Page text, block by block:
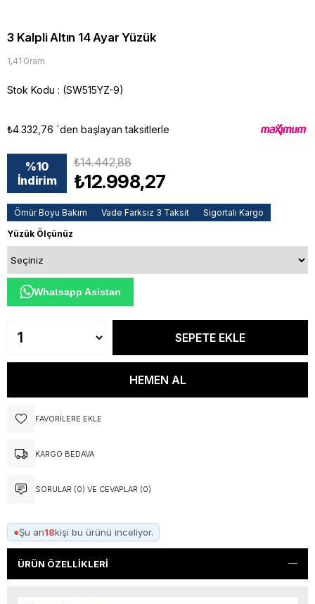
3 Kalpli Altın 14 Ayar Yüzük
1,41 Gram
Stok Kodu (SW515YZ-9)
₺4.332,76 `den başlayan taksitlerle
%10
İndirim
₺14.442,88
₺12.998,27
Ömür Boyu Bakım Vade Farksız 3 Taksit
Sigortalı Kargo
Yüzük Ölçünüz
Whatsapp Asistan
FAVORILERE EKLE
KARGO BEDAVA
SORULAR (0) VE CEVAPLAR (0)
●Şu an18kişi bu ürünü inceliyor.
ÜRÜN ÖZELLIKLERI